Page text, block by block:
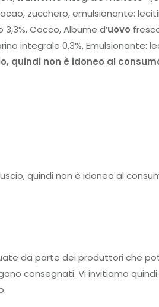
zucchero, emulsionante:
Cocco, Albume d’uovo
integrale 0,3%, Emulsionante:
quindi non è idoneo al
quindi non è idoneo al
da parte dei produttori che
consegnati. Vi invitiamo